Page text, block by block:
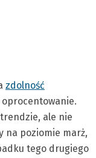
zdolność
oprocentowanie.
ale nie
na poziomie marż,
tego drugiego